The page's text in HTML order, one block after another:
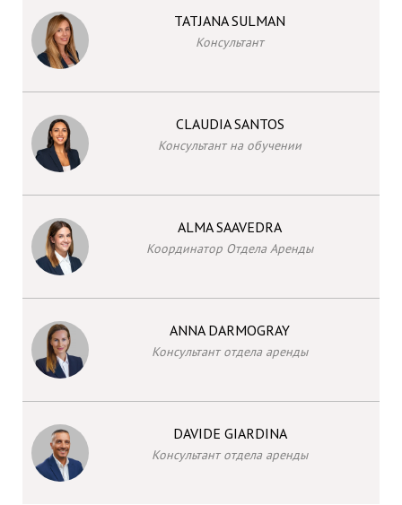
TATJANA SULMAN
Консультант
CLAUDIA SANTOS
Консультант на обучении
ALMA SAAVEDRA
Координатор Отдела Аренды
ANNA DARMOGRAY
Консультант отдела аренды
DAVIDE GIARDINA
Консультант отдела аренды